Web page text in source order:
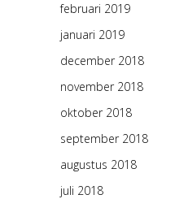
februari 2019
januari 2019
december 2018
november 2018
oktober 2018
september 2018
augustus 2018
juli 2018